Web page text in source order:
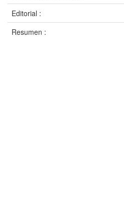
Editorial :
Resumen :